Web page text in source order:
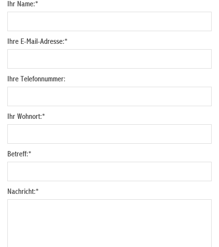
Ihr Name:*
Ihre E-Mail-Adresse:*
Ihre Telefonnummer:
Ihr Wohnort:*
Betreff:*
Nachricht:*